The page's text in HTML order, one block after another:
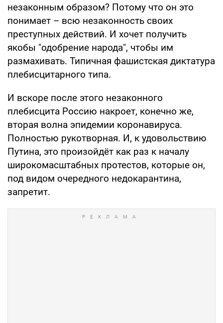
незаконным образом? Потому что он это
понимает – всю незаконность своих
преступных действий. И хочет получить
якобы "одобрение народа", чтобы им
размахивать. Типичная фашистская диктатура
плебисцитарного типа.
И вскоре после этого незаконного
плебисцита Россию накроет, конечно же,
вторая волна эпидемии коронавируса.
Полностью рукотворная. И, к удовольствию
Путина, это произойдёт как раз к началу
широкомасштабных протестов, которые он,
под видом очередного недокарантина,
запретит.